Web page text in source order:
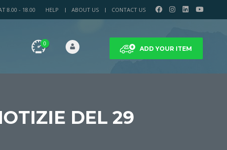
HELP ABOUT US CONTACT US
8.00 - 18.00
ADD YOUR ITEM
0
DEL 29